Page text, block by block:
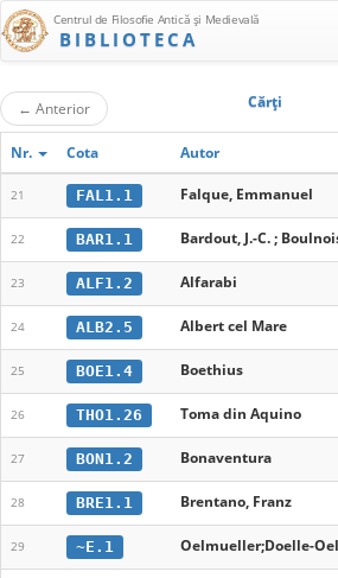
Centrul de Filosofie Antică şi Medievală
BIBLIOTECA
← Anterior Cărţi
Nr. Cota Autor
21 FAL1.1 Falque, Emmanuel
22 BAR1.1 Bardout, J.-C. ;
23 ALF1.2 Alfarabi
24 ALB2.5 Albert cel Mare
25 BOE1.4 Boethius
26 THO1.26 Toma din Aquino
27 BON1.2 Bonaventura
28 BRE1.1 Brentano, Franz
29 ~E.1 Oelmueller;Doelle-